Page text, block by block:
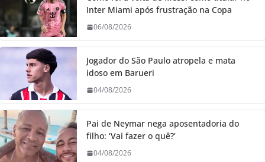
Inter Miami após frustração na Copa
06/08/2026
Jogador do São Paulo atropela e mata
idoso em Barueri
04/08/2026
Pai de Neymar nega aposentadoria do
filho: ‘Vai fazer o quê?’
04/08/2026